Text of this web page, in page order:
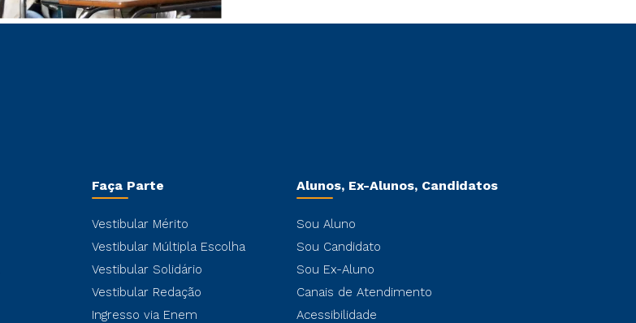
Faça Parte
Vestibular Mérito
Vestibular Múltipla Escolha
Vestibular Solidário
Vestibular Redação
Ingresso via Enem
Alunos, Ex-Alunos, Candidatos
Sou Aluno
Sou Candidato
Sou Ex-Aluno
Canais de Atendimento
Acessibilidade